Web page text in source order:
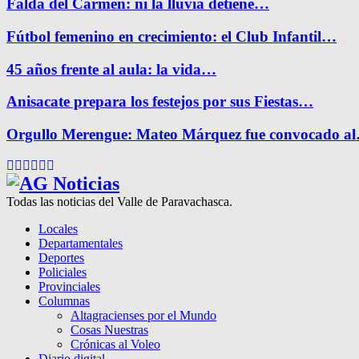
Falda del Carmen: ni la lluvia detiene…
Fútbol femenino en crecimiento: el Club Infantil…
45 años frente al aula: la vida…
Anisacate prepara los festejos por sus Fiestas…
Orgullo Merengue: Mateo Márquez fue convocado
Facebook
Twitter
Instagram
Pinterest
Google
Todas las noticias del Valle de Paravachasca.
Locales
Departamentales
Deportes
Policiales
Provinciales
Columnas
Altagracienses por el Mundo
Cosas Nuestras
Crónicas al Voleo